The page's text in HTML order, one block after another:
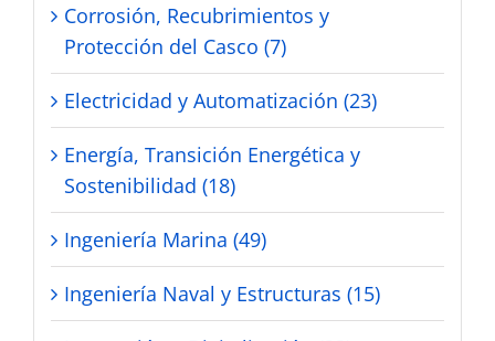
Corrosión, Recubrimientos y
Protección del Casco (7)
Electricidad y Automatización (23)
Energía, Transición Energética y
Sostenibilidad (18)
Ingeniería Marina (49)
Ingeniería Naval y Estructuras (15)